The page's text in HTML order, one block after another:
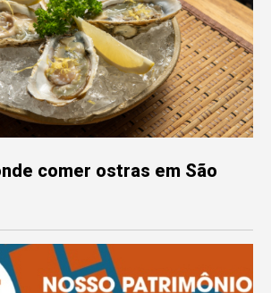
comer ostras em São